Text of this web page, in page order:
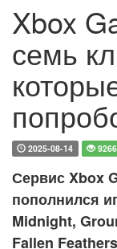
Xbox
семь
2025-08-14 9266
Сервис Xbox
пополнился
Midnight,
Fallen